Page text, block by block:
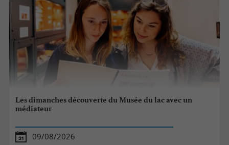
Les dimanches découverte du Musée du lac avec un
médiateur
09/08/2026